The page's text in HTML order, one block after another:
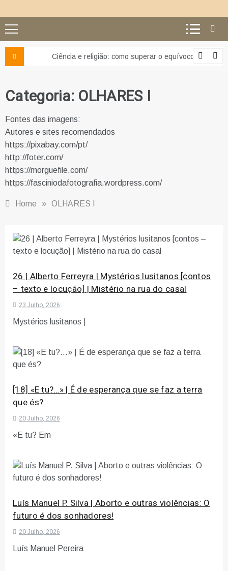
Ciência e religião: como superar o equívoco do conflito
Categoria: OLHARES I
Fontes das imagens:
Autores e sites recomendados
https://pixabay.com/pt/
http://foter.com/
https://morguefile.com/
https://fasciniodafotografia.wordpress.com/
Home » OLHARES I
26 | Alberto Ferreyra | Mystérios lusitanos [contos
– texto e locução] | Mistério na rua do casal
23 Julho, 2026
Mystérios lusitanos |
[18] «E tu?…» | É de esperança que se faz a terra
que és?
20 Julho, 2026
«E tu? Em
Luís Manuel P. Silva | Aborto e outras violências: O
futuro é dos sonhadores!
20 Julho, 2026
Luís Manuel Pereira